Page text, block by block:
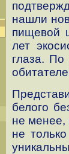
нашли
пищевой
лет
глаза.
белого
не менее,
не